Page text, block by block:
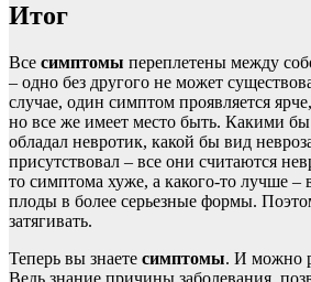
Итог
Все симптомы переплетены между
– одно без другого не может
случае, один симптом проявляется
но все же имеет место быть. Какими
обладал невротик, какой бы вид
присутствовал – все они считаются
то симптома хуже, а какого-то лучше –
плоды в более серьезные формы.
затягивать.
Теперь вы знаете симптомы. И можно
Ведь знание причины заболевания,